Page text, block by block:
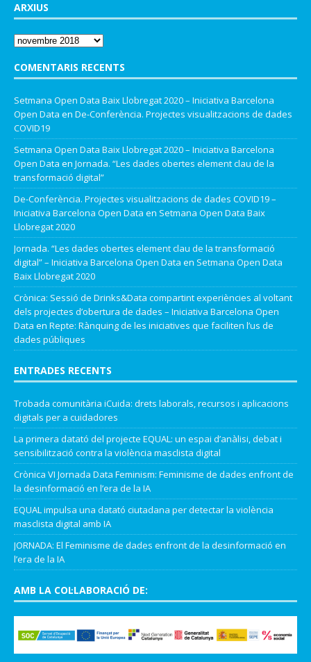
ARXIUS
COMENTARIS RECENTS
Setmana Open Data Baix Llobregat 2020 – Iniciativa Barcelona
Open Data en De-Conferència. Projectes visualitzacions de dades
COVID19
Setmana Open Data Baix Llobregat 2020 – Iniciativa Barcelona
Open Data en Jornada. “Les dades obertes element clau de la
transformació digital”
De-Conferència. Projectes visualitzacions de dades COVID19 –
Iniciativa Barcelona Open Data en Setmana Open Data Baix
Llobregat 2020
Jornada. “Les dades obertes element clau de la transformació
digital” – Iniciativa Barcelona Open Data en Setmana Open Data
Baix Llobregat 2020
Crònica: Sessió de Drinks&Data compartint experiències al voltant
dels projectes d’obertura de dades – Iniciativa Barcelona Open
Data en Repte: Rànquing de les iniciatives que faciliten l’us de
dades públiques
ENTRADES RECENTS
Trobada comunitària iCuida: drets laborals, recursos i aplicacions
digitals per a cuidadores
La primera datató del projecte EQUAL: un espai d’anàlisi, debat i
sensibilització contra la violència masclista digital
Crònica VI Jornada Data Feminism: Feminisme de dades enfront de
la desinformació en l’era de la IA
EQUAL impulsa una datató ciutadana per detectar la violència
masclista digital amb IA
JORNADA: El Feminisme de dades enfront de la desinformació en
l’era de la IA
AMB LA COL·LABORACIÓ DE: